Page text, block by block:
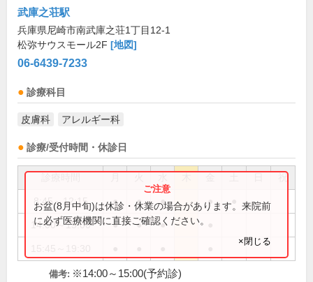
武庫之荘駅
兵庫県尼崎市南武庫之荘1丁目12-1
松弥サウスモール2F [地図]
06-6439-7233
診療科目
皮膚科 アレルギー科
診療/受付時間・休診日
祝
8:45～12:15 ● ● ● ●
14:00～15:00 ● ● ●
お盆(8月中旬)は休診・休業の場合があります。来院前
に必ず医療機関に直接ご確認ください。
×閉じる
備考: ※14:00～15:00(予約診)